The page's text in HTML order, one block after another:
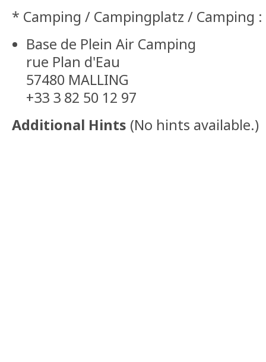
* Camping / Campingplatz / Camping :
Base de Plein Air Camping
rue Plan d'Eau
57480 MALLING
+33 3 82 50 12 97
Additional Hints (No hints available.)